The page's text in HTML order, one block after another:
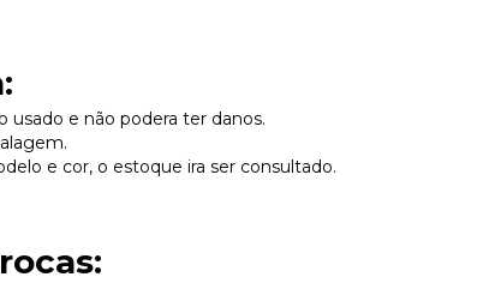
usado e não podera ter danos.
e cor, o estoque ira ser consultado.